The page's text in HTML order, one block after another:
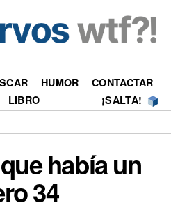
HUMOR
CONTACTAR
LIBRO ¡SALTA!
había un
34